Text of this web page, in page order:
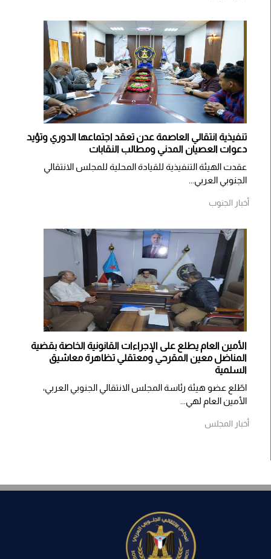
تنفيذية انتقالي العاصمة عدن تعقد اجتماعها الدوري وتؤيد
دعوات العصيان المدني ومطالب النقابات
​عقدت الهيئة التنفيذية للقيادة المحلية للمجلس الانتقالي
الجنوبي العربي...
أخبار الجنوب
الأمين العام يطلع على الإجراءات القانونية الخاصة بقضية
المناضل معين المقرحي ومعتقلي تظاهرة معاشيق
السلمية
اطّلع عضو هيئة رئاسة المجلس الانتقالي الجنوبي العربي،
الأمين العام لهي...
أخبار المجلس